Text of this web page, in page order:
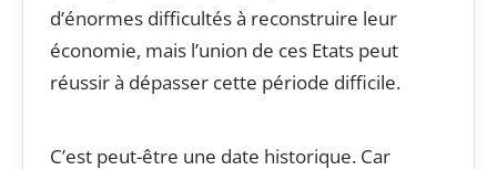
d’énormes difficultés à reconstruire leur
économie, mais l’union de ces Etats peut
réussir à dépasser cette période difficile.
C’est peut-être une date historique. Car